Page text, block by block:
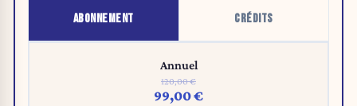
ABONNEMENT CRÉDITS
Annuel
120,00 €
99,00 €